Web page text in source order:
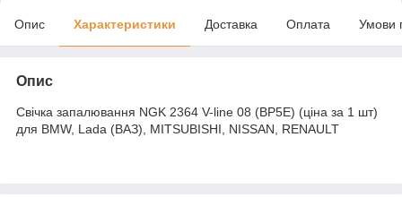
Опис Характеристики Доставка Оплата Умови
Опис
Свічка запалювання NGK 2364 V-line 08 (BP5E) (ціна за 1 шт)
для BMW, Lada (ВАЗ), MITSUBISHI, NISSAN, RENAULT